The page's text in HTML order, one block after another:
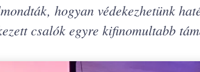
hogyan védekezhetünk
csalók egyre kifinomultabb